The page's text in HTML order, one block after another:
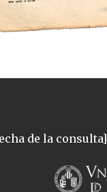
de la consulta]